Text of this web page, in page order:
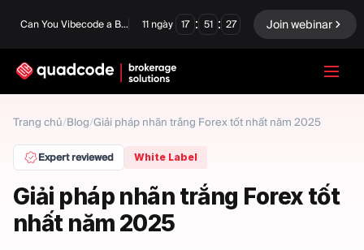
Can You Vibecode a Brokerage Platform? 11 ngày 17 : 51 : 26 Join webinar
Trang chủ/Blog/Giải pháp nhãn trắng Forex tốt nhất năm 2025
Expert reviewed White Label
Giải pháp nhãn trắng Forex tốt
nhất năm 2025
Tiếng Việt
Giải pháp chìa khóa trao